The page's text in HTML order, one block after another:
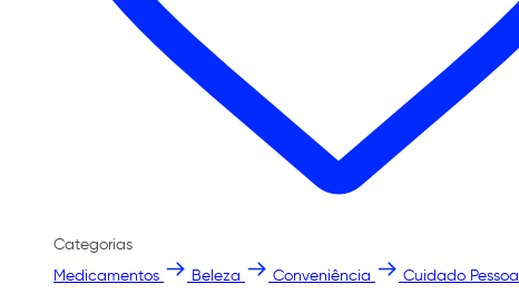
Categorias
Medicamentos
Beleza Conveniência Cuidado Pessoal